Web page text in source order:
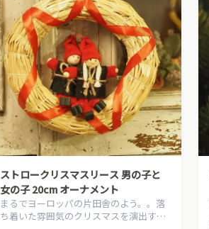
ストロークリスマスリース 男の子と
女の子 20cm オーナメント
まるでヨーロッパの片田舎のよう。。落
ち着いた雰囲気のクリスマスを演出す